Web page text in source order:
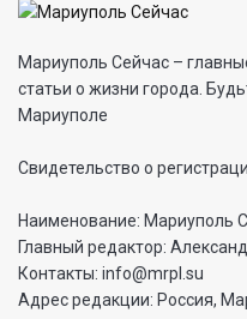
Мариуполь Сейчас –
статьи о жизни города.
Мариуполе
Свидетельство о
Наименование: Мариуполь
Главный редактор:
Контакты: info@mrpl.su
Адрес редакции: Россия,